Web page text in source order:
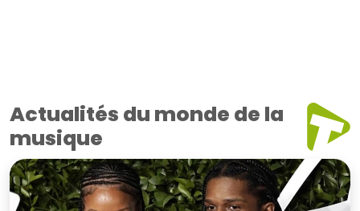
Actualités du monde de la
musique